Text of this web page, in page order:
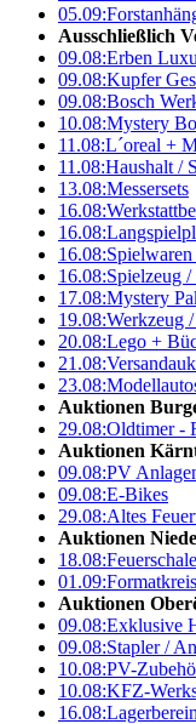
05.09:
Ausschließlich
09.08:Erben
09.08:Kupfer
09.08:Bosch
10.08:Mystery
11.08:L´oreal +
11.08:Haushalt /
13.08:Messersets
16.08:
16.08:
16.08:
16.08:Spielzeug
17.08:Mystery
19.08:Werkzeug
20.08:Lego +
21.08:
23.08:
Auktionen
29.08:Oldtimer -
Auktionen
09.08:PV
09.08:E-Bikes
29.08:Altes
Auktionen
18.08:
01.09:
Auktionen
09.08:Exklusive
09.08:Stapler /
10.08:PV-
10.08:KFZ-
16.08: